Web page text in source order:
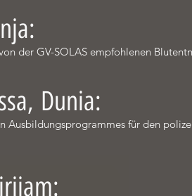
der GV-SOLAS empfohlenen
Dunia:
Ausbildungsprogrammes für den